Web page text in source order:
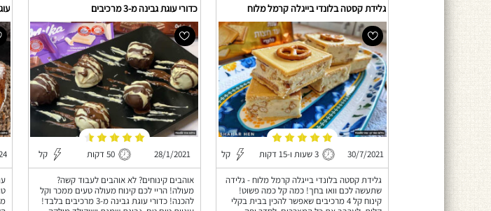
גלידת קסטה בלונדי בייגלה קרמל מלוח
30/7/2021 3 שעות ו-15 דקות קל
גלידת קסטה בלונדי בייגלה קרמל מלוח - גלידה
שתעשה לכם וואו בחך! כמה קל כמה פשוט!
קינוח קל 4 מרכיבים שאפשר להכין בבית בקלי
כדורי עוגת גבינה מ-3 מרכיבים
28/1/2021 50 דקות קל
אוהבים קינוחים? לא אוהבים לעבוד קשה?
מעולה! הריי לכם קינוח מעולה טעים ממכר וקל
להכנה! כדורי עוגת גבינה מ-3 מרכיבים בלבד!